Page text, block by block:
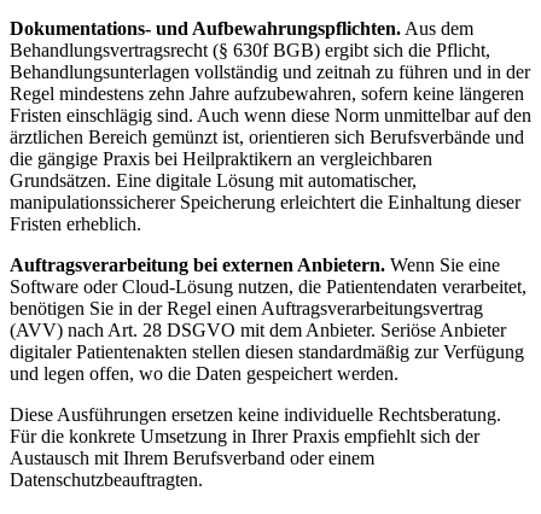
Dokumentations- und Aufbewahrungspflichten.Aus dem
Behandlungsvertragsrecht (§ 630f BGB) ergibt sich die Pflicht,
Behandlungsunterlagen vollständig und zeitnah zu führen und in der
Regel mindestens zehn Jahre aufzubewahren, sofern keine längeren
Fristen einschlägig sind. Auch wenn diese Norm unmittelbar auf den
ärztlichen Bereich gemünzt ist, orientieren sich Berufsverbände und
die gängige Praxis bei Heilpraktikern an vergleichbaren
Grundsätzen. Eine digitale Lösung mit automatischer,
manipulationssicherer Speicherung erleichtert die Einhaltung dieser
Fristen erheblich.
Auftragsverarbeitung bei externen Anbietern. Wenn Sie eine
Software oder Cloud-Lösung nutzen, die Patientendaten verarbeitet,
benötigen Sie in der Regel einen Auftragsverarbeitungsvertrag
(AVV) nach Art. 28 DSGVO mit dem Anbieter. Seriöse Anbieter
digitaler Patientenakten stellen diesen standardmäßig zur Verfügung
und legen offen, wo die Daten gespeichert werden.
Diese Ausführungen ersetzen keine individuelle Rechtsberatung.
Für die konkrete Umsetzung in Ihrer Praxis empfiehlt sich der
Austausch mit Ihrem Berufsverband oder einem
Datenschutzbeauftragten.